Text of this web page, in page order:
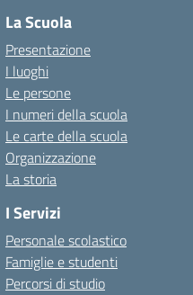
La Scuola
Presentazione
I luoghi
Le persone
I numeri della scuola
Le carte della scuola
Organizzazione
La storia
I Servizi
Personale scolastico
Famiglie e studenti
Percorsi di studio